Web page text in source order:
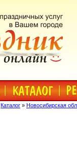
Каталог » Новосибирская